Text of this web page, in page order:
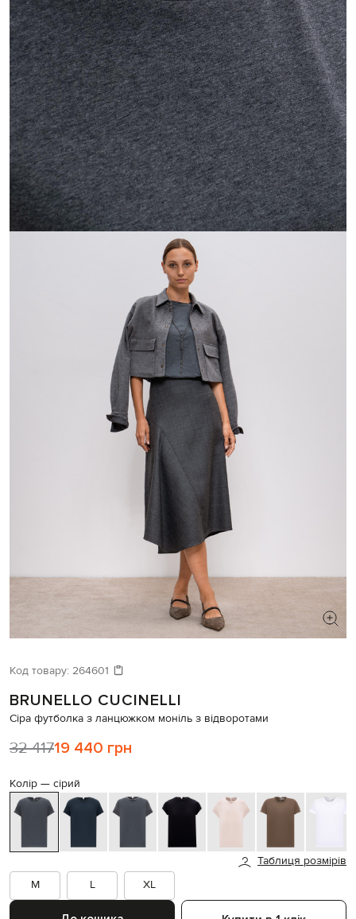
Давайте підберемо щось ще
Схожі товари
Код товару: 264601
BRUNELLO CUCINELLI
Сіра футболка з ланцюжком моніль з відворотами
32 41719 440 грн
Колір — сірий
Таблиця розмірів
M
L XL